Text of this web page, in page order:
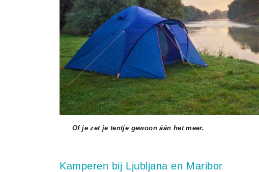
Of je zet je tentje gewoon áán het meer.
Kamperen bij Ljubljana en Maribor